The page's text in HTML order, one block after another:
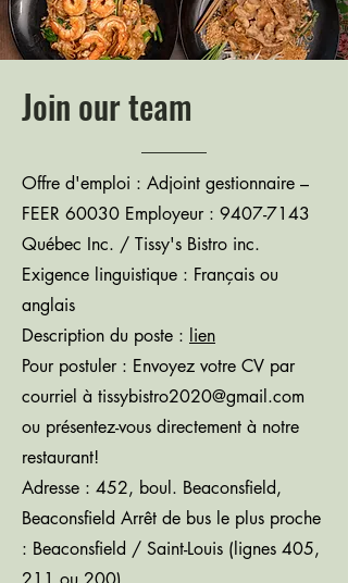
Join our team
Offre d'emploi : Adjoint gestionnaire –
FEER 60030 Employeur : 9407-7143
Québec Inc. / Tissy's Bistro inc.
Exigence linguistique : Français ou
anglais
Description du poste : lien
Pour postuler : Envoyez votre CV par
courriel à tissybistro2020@gmail.com
ou présentez-vous directement à notre
restaurant!
Adresse : 452, boul. Beaconsfield,
Beaconsfield Arrêt de bus le plus proche
: Beaconsfield / Saint-Louis (lignes 405,